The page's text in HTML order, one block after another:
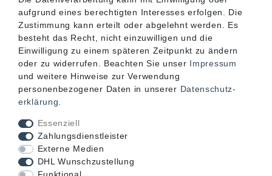
aufgrund eines berechtigten Interesses erfolgen. Die
Zustimmung kann erteilt oder abgelehnt werden. Es
besteht das Recht, nicht einzuwilligen und die
Einwilligung zu einem späteren Zeitpunkt zu ändern
oder zu widerrufen. Beachten Sie unser Impressum
und weitere Hinweise zur Verwendung
personenbezogener Daten in unserer Daten­schutz­
erklärung
Essenziell
Zahlungsdienstleister
Externe Medien
DHL Wunschzustellung